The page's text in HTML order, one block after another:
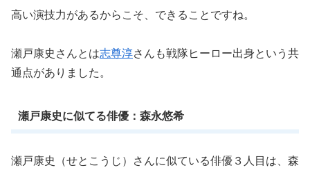
高い演技力があるからこそ、できることですね。
瀬戸康史さんとは志尊淳さんも戦隊ヒーロー出身という共
通点がありました。
瀬戸康史に似てる俳優：森永悠希
瀬戸康史（せとこうじ）さんに似ている俳優３人目は、森